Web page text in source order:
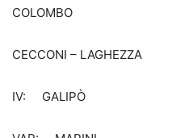
COLOMBO
CECCONI – LAGHEZZA
IV: GALIPÒ